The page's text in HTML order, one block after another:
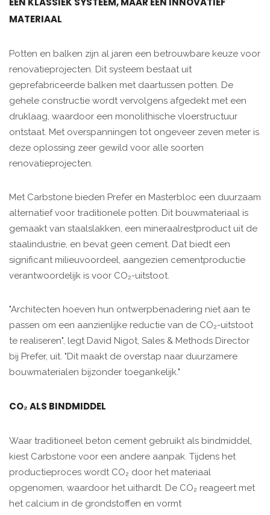
MATERIAAL
Potten en balken zijn al jaren een betrouwbare keuze voor
renovatieprojecten. Dit systeem bestaat uit
geprefabriceerde balken met daartussen potten. De
gehele constructie wordt vervolgens afgedekt met een
druklaag, waardoor een monolithische vloerstructuur
ontstaat. Met overspanningen tot ongeveer zeven meter is
deze oplossing zeer gewild voor alle soorten
renovatieprojecten.
Met Carbstone bieden Prefer en Masterbloc een duurzaam
alternatief voor traditionele potten. Dit bouwmateriaal is
gemaakt van staalslakken, een mineraalrestproduct uit de
staalindustrie, en bevat geen cement. Dat biedt een
significant milieuvoordeel, aangezien cementproductie
verantwoordelijk is voor CO₂-uitstoot.
"Architecten hoeven hun ontwerpbenadering niet aan te
passen om een ​​aanzienlijke reductie van de CO₂-uitstoot
te realiseren", legt David Nigot, Sales & Methods Director
bij Prefer, uit. "Dit maakt de overstap naar duurzamere
bouwmaterialen bijzonder toegankelijk."
CO₂ ALS BINDMIDDEL
Waar traditioneel beton cement gebruikt als bindmiddel,
kiest Carbstone voor een andere aanpak. Tijdens het
productieproces wordt CO₂ door het materiaal
opgenomen, waardoor het uithardt. De CO₂ reageert met
het calcium in de grondstoffen en vormt